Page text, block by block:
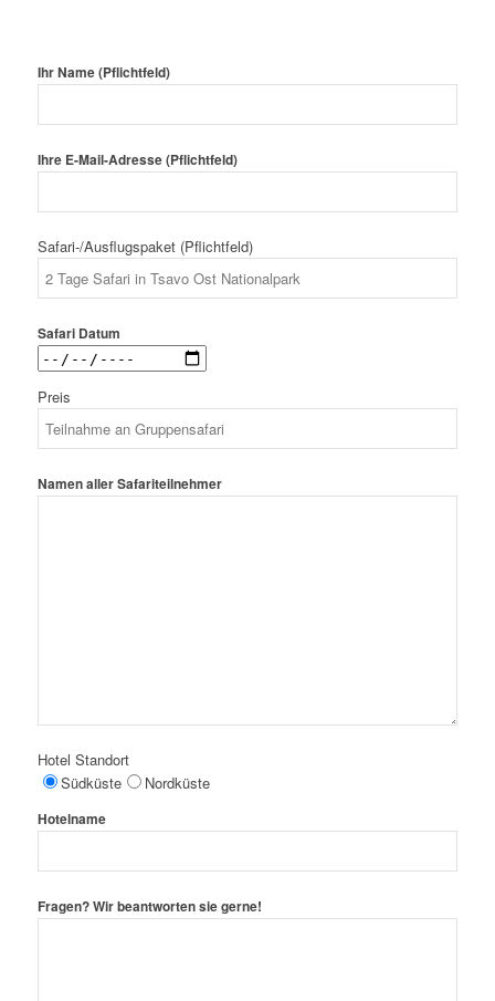
Ihr Name (Pflichtfeld)
Ihre E-Mail-Adresse (Pflichtfeld)
Safari-/Ausflugspaket (Pflichtfeld)
Safari Datum
Preis
Namen aller Safariteilnehmer
Hotel Standort
Südküste
Nordküste
Hotelname
Fragen? Wir beantworten sie gerne!